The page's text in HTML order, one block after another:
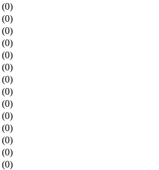
(0)
(0)
(0)
(0)
(0)
(0)
(0)
(0)
(0)
(0)
(0)
(0)
(0)
(0)